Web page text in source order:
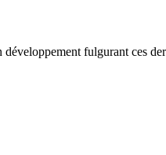
fulgurant ces